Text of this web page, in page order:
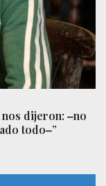
dijeron: ‒no
todo‒”